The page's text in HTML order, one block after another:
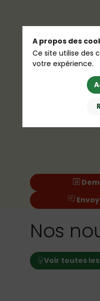
Nos
Voir toutes
A propos des
Ce site utilise des
votre expérience.